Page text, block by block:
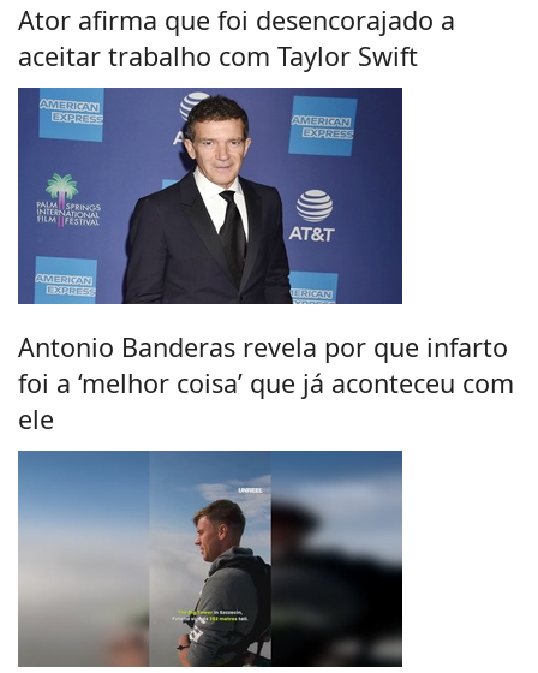
Ator afirma que foi desencorajado a
aceitar trabalho com Taylor Swift
Antonio Banderas revela por que infarto
foi a ‘melhor coisa’ que já aconteceu com
ele